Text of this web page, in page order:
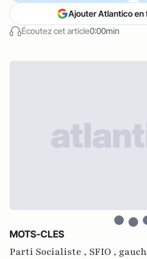
Écoutez cet article0:00min
Ajouter Atlantico en
MOTS-CLES
Parti Socialiste , SFIO ,